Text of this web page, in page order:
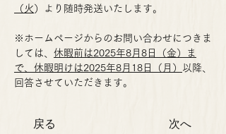
（火 ）より随時発送いたします。
※ホームページからのお問い合わせにつきま
しては、 休暇前は2025年8月8日（金）ま
で、休暇明けは2025年8月18日（月） 以降、
回答させていただきます。
戻る 次へ